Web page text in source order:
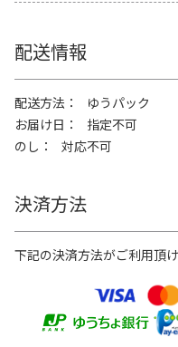
配送情報
配送方法
ゆうパック
お届け日
指定不可
のし
対応不可
決済方法
下記の決済方法がご利用頂け